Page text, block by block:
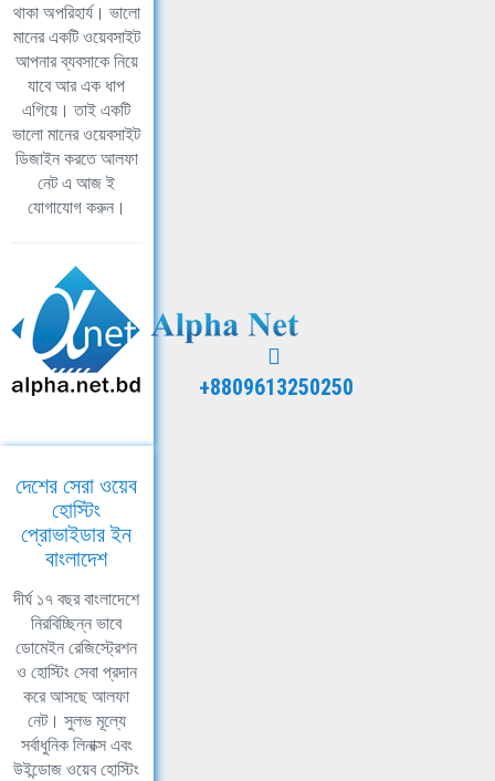
থাকা অপরিহার্য। ভালো
মানের একটি ওয়েবসাইট
আপনার ব্যবসাকে নিয়ে
যাবে আর এক ধাপ
এগিয়ে। তাই একটি
ভালো মানের ওয়েবসাইট
ডিজাইন করতে আলফা
নেট এ আজ ই
যোগাযোগ করুন।
+8809613250250
দেশের সেরা ওয়েব
হোস্টিং
প্রোভাইডার ইন
বাংলাদেশ
দীর্ঘ ১৭ বছর বাংলাদেশে
নিরবিচ্ছিন্ন ভাবে
ডোমেইন রেজিস্ট্রেশন
ও হোস্টিং সেবা প্রদান
করে আসছে আলফা
নেট। সুলভ মূল্যে
সর্বাধুনিক লিনাক্স এবং
উইন্ডোজ ওয়েব হোস্টিং